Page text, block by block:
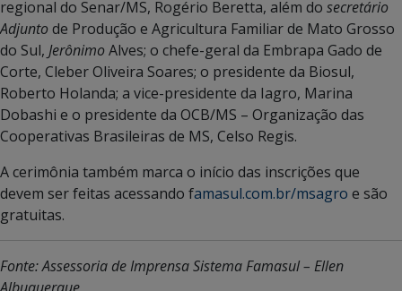
regional do Senar/MS, Rogério Beretta, além do secretário
Adjuntode Produção e Agricultura Familiar de Mato Grosso
do Sul, JerônimoAlves; o chefe-geral da Embrapa Gado de
Corte, Cleber Oliveira Soares; o presidente da Biosul,
Roberto Holanda; a vice-presidente da Iagro, Marina
Dobashi e o presidente da OCB/MS – Organização das
Cooperativas Brasileiras de MS, Celso Regis.
A cerimônia também marca o início das inscrições que
devem ser feitas acessando famasul.com.br/msagro e são
gratuitas.
Fonte: Assessoria de Imprensa Sistema Famasul – Ellen